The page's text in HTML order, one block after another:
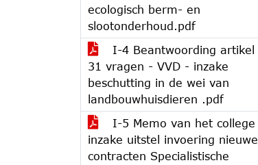
ecologisch berm- en
slootonderhoud.pdf
I-4 Beantwoording artikel
31 vragen - VVD - inzake
beschutting in de wei van
landbouwhuisdieren .pdf
I-5 Memo van het college
inzake uitstel invoering nieuwe
contracten Specialistische